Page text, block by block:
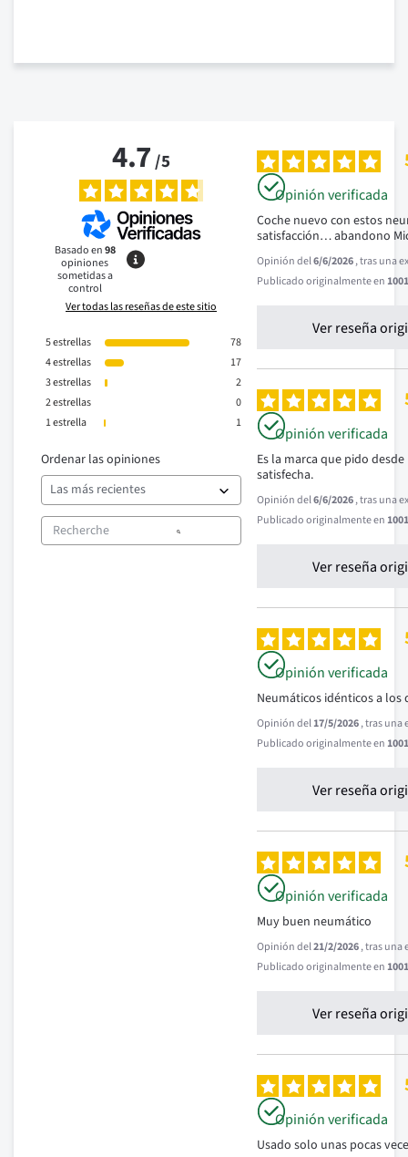
4.7/5
Basado en98
opiniones
sometidas a
control
Ver todas las reseñas de este sitio
5estrellas
78
4estrellas
17
3estrellas
2
2estrellas
0
1estrella 1
Ordenar las opiniones
Opinión verificada
Coche nuevo con estos
satisfacción… abandono
Opinión del6/6/2026, tras una
Publicado originalmente en
Ver reseña
Opinión verificada
Es la marca que pido
satisfecha.
Opinión del6/6/2026, tras una
Publicado originalmente en
Ver reseña
Opinión verificada
Neumáticos idénticos a los
Opinión del17/5/2026, tras una
Publicado originalmente en
Ver reseña
Opinión verificada
Muy buen neumático
Opinión del21/2/2026, tras una
Publicado originalmente en
Ver reseña
Opinión verificada
Usado solo unas pocas